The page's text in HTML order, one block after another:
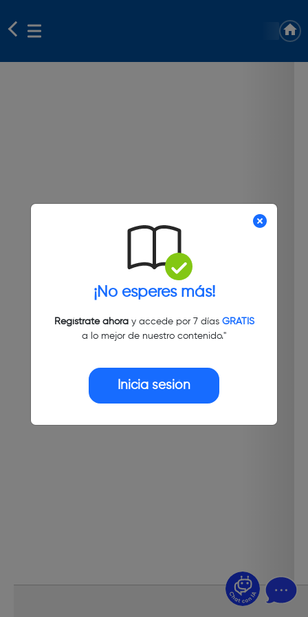
¡No esperes más!
Regístrate ahoray accede por 7 días GRATIS
a lo mejor de nuestro contenido."
Inicia sesión